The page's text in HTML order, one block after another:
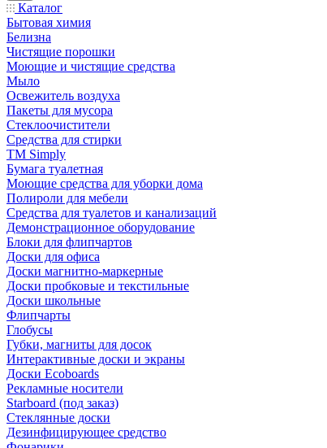
Каталог
Бытовая химия
Белизна
Чистящие порошки
Моющие и чистящие средства
Мыло
Освежитель воздуха
Пакеты для мусора
Стеклоочистители
Средства для стирки
TM Simply
Бумага туалетная
Моющие средства для уборки дома
Полироли для мебели
Средства для туалетов и канализаций
Демонстрационное оборудование
Блоки для флипчартов
Доски для офиса
Доски магнитно-маркерные
Доски пробковые и текстильные
Доски школьные
Флипчарты
Глобусы
Губки, магниты для досок
Интерактивные доски и экраны
Доски Ecoboards
Рекламные носители
Starboard (под заказ)
Стеклянные доски
Дезинфицирующее средство